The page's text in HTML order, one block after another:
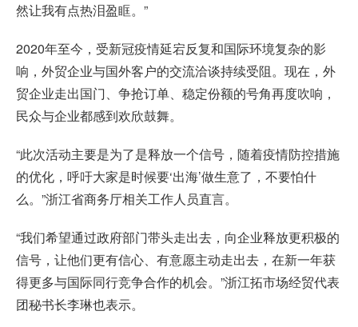
然让我有点热泪盈眶。”
2020年至今，受新冠疫情延宕反复和国际环境复杂的影
响，外贸企业与国外客户的交流洽谈持续受阻。现在，外
贸企业走出国门、争抢订单、稳定份额的号角再度吹响，
民众与企业都感到欢欣鼓舞。
“此次活动主要是为了是释放一个信号，随着疫情防控措施
的优化，呼吁大家是时候要‘出海’做生意了，不要怕什
么。”浙江省商务厅相关工作人员直言。
“我们希望通过政府部门带头走出去，向企业释放更积极的
信号，让他们更有信心、有意愿主动走出去，在新一年获
得更多与国际同行竞争合作的机会。”浙江拓市场经贸代表
团秘书长李琳也表示。